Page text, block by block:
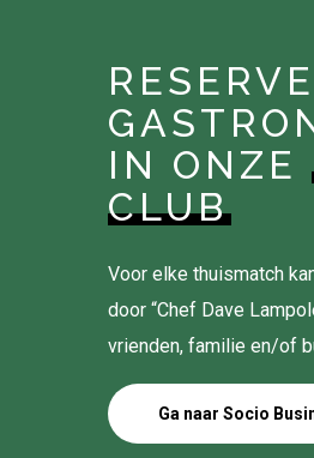
IN ONZE
CLUB
Voor elke thuismatch
door “Chef Dave
vrienden, familie en/of
Ga naar Socio